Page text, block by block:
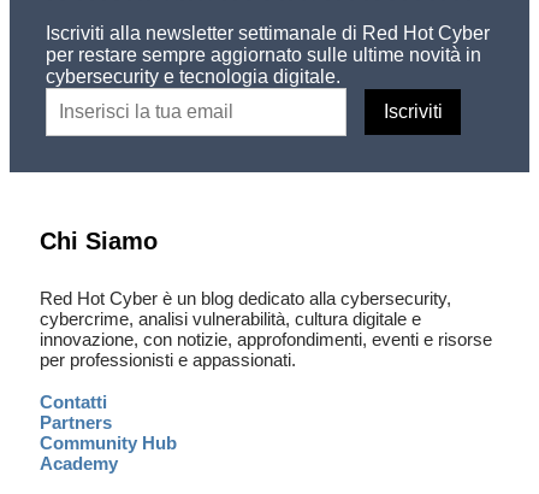
Iscriviti alla newsletter settimanale di Red Hot Cyber
per restare sempre aggiornato sulle ultime novità in
cybersecurity e tecnologia digitale.
Chi Siamo
Red Hot Cyber è un blog dedicato alla cybersecurity,
cybercrime, analisi vulnerabilità, cultura digitale e
innovazione, con notizie, approfondimenti, eventi e risorse
per professionisti e appassionati.
Contatti
Partners
Community Hub
Academy